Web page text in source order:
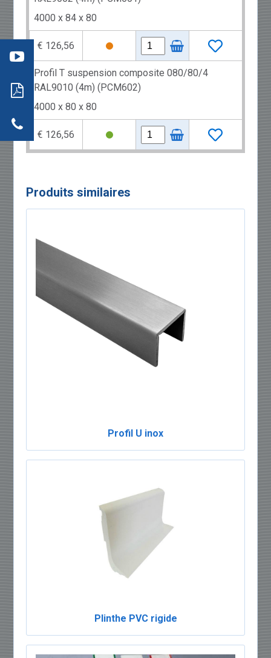
4000 x 84 x 80
€ 126,56
Profil T suspension composite 080/80/4
RAL9010 (4m) (PCM602)
4000 x 80 x 80
€ 126,56
Produits similaires
Profil U inox
Plinthe PVC rigide
les